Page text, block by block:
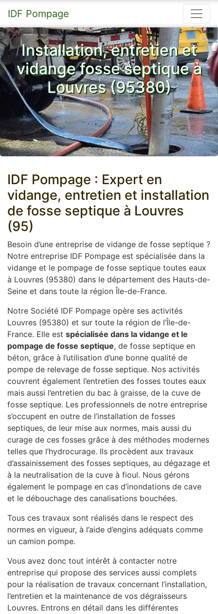
IDF Pompage
Installation, entretien et
vidange fosse septique à
Louvres (95380)
IDF Pompage : Expert en
vidange, entretien et installation
de fosse septique à Louvres
(95)
Besoin d’une entreprise de vidange de fosse septique ?
Notre entreprise IDF Pompage est spécialisée dans la
vidange et le pompage de fosse septique toutes eaux
à Louvres (95380) dans le département des Hauts-de-
Seine et dans toute la région Île-de-France.
Notre Société IDF Pompage opère ses activités
Louvres (95380) et sur toute la région de l’Île-de-
France. Elle est spécialisée dans la vidange et le
pompage de fosse septique, de fosse septique en
béton, grâce à l’utilisation d’une bonne qualité de
pompe de relevage de fosse septique. Nos activités
couvrent également l’entretien des fosses toutes eaux
mais aussi l’entretien du bac à graisse, de la cuve de
fosse septique. Les professionnels de notre entreprise
s’occupent en outre de l’installation de fosses
septiques, de leur mise aux normes, mais aussi du
curage de ces fosses grâce à des méthodes modernes
telles que l’hydrocurage. Ils procèdent aux travaux
d’assainissement des fosses septiques, au dégazage et
à la neutralisation de la cuve à fioul. Nous gérons
également le pompage en cas d’inondations de cave
et le débouchage des canalisations bouchées.
Tous ces travaux sont réalisés dans le respect des
normes en vigueur, à l’aide d’engins adéquats comme
un camion pompe.
Vous avez donc tout intérêt à contacter notre
entreprise qui propose des services aussi complets
pour la réalisation de travaux concernant l’installation,
l’entretien et la maintenance de vos dégraisseurs
Louvres. Entrons en détail dans les différentes